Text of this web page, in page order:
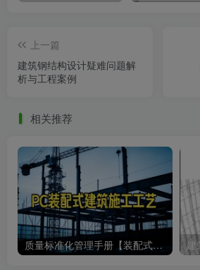
上一篇
建筑钢结构设计疑难问题解
析与工程案例
相关推荐
质量标准化管理手册【装配式工程分册】——中建工程师不愿外传的装配心法